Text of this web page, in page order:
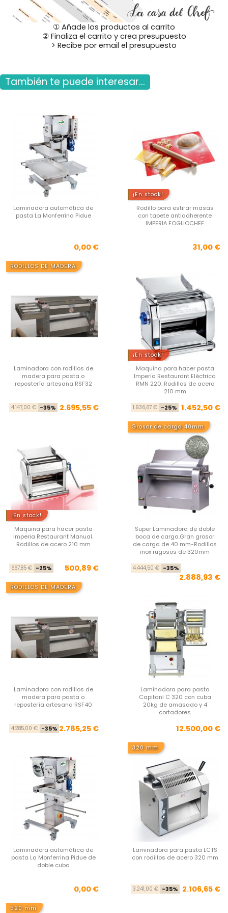
① Añade los productos al carrito
② Finaliza el carrito y crea presupuesto
> Recibe por email el presupuesto
También te puede interesar...
Laminadora automática de
pasta La Monferrina Pidue
Precio
0,00 €
¡En stock!
Rodillo para estirar masas
con tapete antiadherente
IMPERIA FOGLIOCHEF
31,00 €
RODILLOS DE MADERA
Laminadora con rodillos de
madera para pasta o
repostería artesana RSF32
Precio base
4.147,00 € -35% Precio
2.695,55 €
¡En stock!
Maquina para hacer pasta
Imperia Restaurant Eléctrica
RMN 220. Rodillos de acero
210 mm
1.936,67 € -25% 1.452,50 €
¡En stock!
Maquina para hacer pasta
Imperia Restaurant Manual.
Rodillos de acero 210 mm
Precio base
667,85 € -25% Precio
500,89 €
Grosor de carga 40mm
Super Laminadora de doble
boca de carga.Gran grosor
de carga de 40 mm-Rodillos
inox rugosos de 320mm
4.444,50 € -35%
2.888,93 €
RODILLOS DE MADERA
Laminadora con rodillos de
madera para pasta o
repostería artesana RSF40
Precio base
4.285,00 € -35% Precio
2.785,25 €
Laminadora para pasta
Capitani C 320 con cuba
20kg de amasado y 4
cortadores
12.500,00 €
Laminadora automática de
pasta La Monferrina Pidue de
doble cuba
Precio
0,00 €
320 mm
Laminadora para pasta LCTS
con rodillos de acero 320 mm
3.241,00 € -35% 2.106,65 €
520 mm